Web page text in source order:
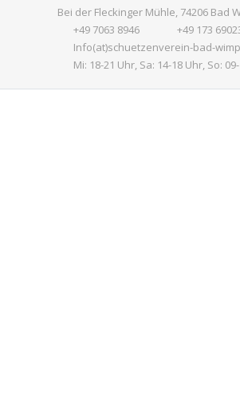
Bei der Fleckinger Mühle, 74206 Bad
+49 7063 8946
+49 173
Info(at)schuetzenverein-bad-
Mi: 18-21 Uhr, Sa: 14-18 Uhr, So: